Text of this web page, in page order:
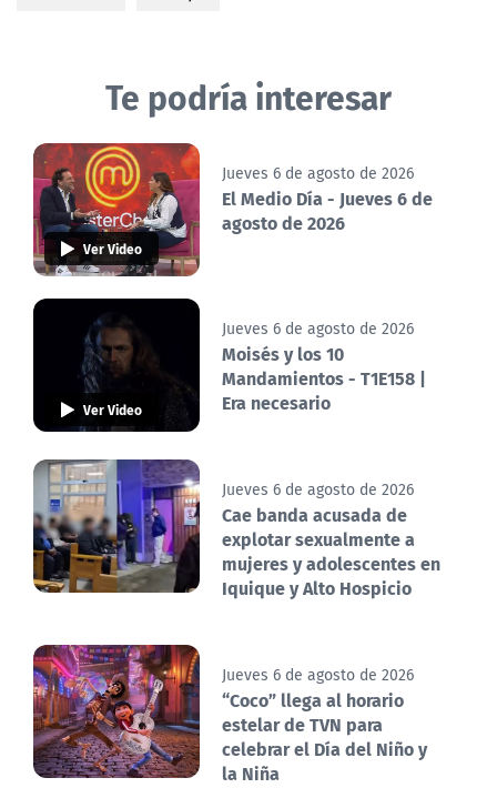
Te podría interesar
Ver Video
Jueves 6 de agosto de 2026
El Medio Día - Jueves 6 de
agosto de 2026
Ver Video
Jueves 6 de agosto de 2026
Moisés y los 10
Mandamientos - T1E158 |
Era necesario
Jueves 6 de agosto de 2026
Cae banda acusada de
explotar sexualmente a
mujeres y adolescentes en
Iquique y Alto Hospicio
Jueves 6 de agosto de 2026
“Coco” llega al horario
estelar de TVN para
celebrar el Día del Niño y
la Niña